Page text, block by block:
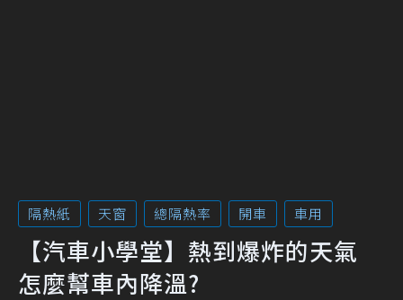
隔熱紙 天窗 總隔熱率 開車 車用
【汽車小學堂】熱到爆炸的天氣
怎麼幫車內降溫?